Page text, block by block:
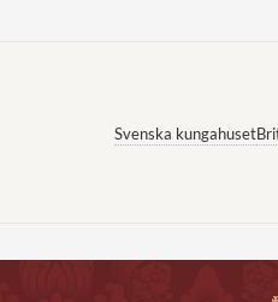
Svenska kungahuset